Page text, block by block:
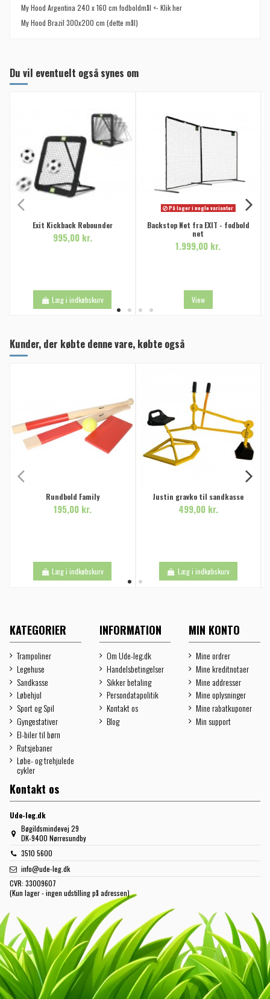
My Hood Argentina 240 x 160 cm fodboldmål <- Klik her
My Hood Brazil 300x200 cm (dette mål)
Du vil eventuelt også synes om
Exit Kickback Rebounder
995,00 kr.
Læg i indkøbskurv
På lager i nogle varianter
Backstop Net fra EXIT - fodbold
net
1.999,00 kr.
View
Kunder, der købte denne vare, købte også
Rundbold Family
195,00 kr.
Læg i indkøbskurv
Justin gravko til sandkasse
499,00 kr.
Læg i indkøbskurv
KATEGORIER
Trampoliner
Legehuse
Sandkasse
Løbehjul
Sport og Spil
Gyngestativer
El-biler til børn
Rutsjebaner
Løbe- og trehjulede
cykler
INFORMATION
Om Ude-leg.dk
Handelsbetingelser
Sikker betaling
Persondatapolitik
Kontakt os
Blog
MIN KONTO
Mine ordrer
Mine kreditnotaer
Mine addresser
Mine oplysninger
Mine rabatkuponer
Min support
Kontakt os
Ude-leg.dk
Bøgildsmindevej 29
DK-9400 Nørresundby
3510 5600
info@ude-leg.dk
CVR: 33009607
(Kun lager - ingen udstilling på adressen)